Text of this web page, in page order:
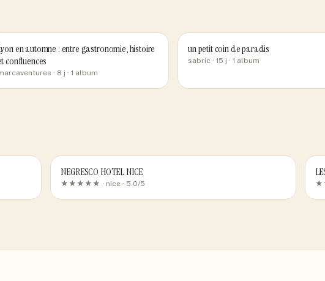
en automne : entre gastronomie, histoire
confluences
· 8 j · 1 album
un petit coin de paradis
sabric · 15 j · 1 album
NEGRESCO HOTEL NICE
★★★★★ · nice · 5.0/5